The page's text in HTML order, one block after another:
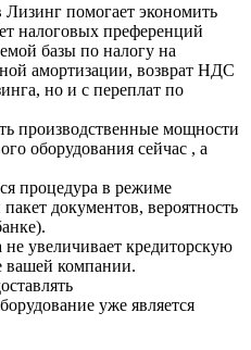
помогает экономить
налоговых преференций
базы по налогу на
амортизации, возврат НДС
но и с переплат по
производственные мощности
оборудования сейчас , а
процедура в режиме
документов, вероятность
увеличивает кредиторскую
вашей компании.
уже является